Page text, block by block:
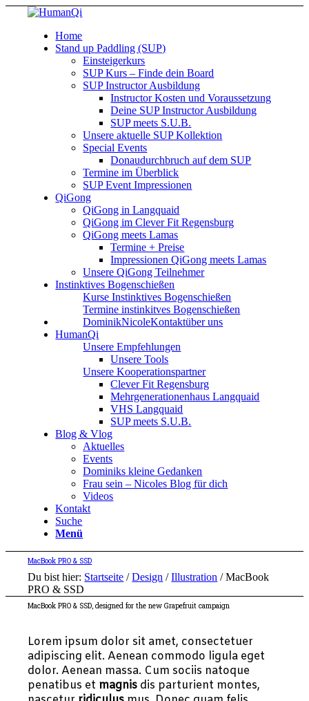
Home
Stand up Paddling (SUP)
Einsteigerkurs
SUP Kurs – Finde dein Board
SUP Instructor Ausbildung
Instructor Kosten und Voraussetzung
Deine SUP Instructor Ausbildung
SUP meets S.U.B.
Unsere aktuelle SUP Kollektion
Special Events
Donaudurchbruch auf dem SUP
Termine im Überblick
SUP Event Impressionen
QiGong
QiGong in Langquaid
QiGong im Clever Fit Regensburg
QiGong meets Lamas
Termine + Preise
Impressionen QiGong meets Lamas
Unsere QiGong Teilnehmer
Instinktives Bogenschießen
Kurse Instinktives Bogenschießen
Termine instinkitves Bogenschießen
über uns
DominikNicoleKontakt
HumanQi
Unsere Empfehlungen
Unsere Tools
Unsere Kooperationspartner
Clever Fit Regensburg
Mehrgenerationenhaus Langquaid
VHS Langquaid
SUP meets S.U.B.
Blog & Vlog
Aktuelles
Events
Dominiks kleine Gedanken
Frau sein – Nicoles Blog für dich
Videos
Kontakt
Suche
Menü
MacBook PRO & SSD
Du bist hier: Startseite / Design / Illustration / MacBook
PRO & SSD
MacBook PRO& SSD, designed for the new Grapefruit campaign
Lorem ipsum dolor sit amet, consectetuer
adipiscing elit. Aenean commodo ligula eget
dolor. Aenean massa. Cum sociis natoque
penatibus et magnis dis parturient montes,